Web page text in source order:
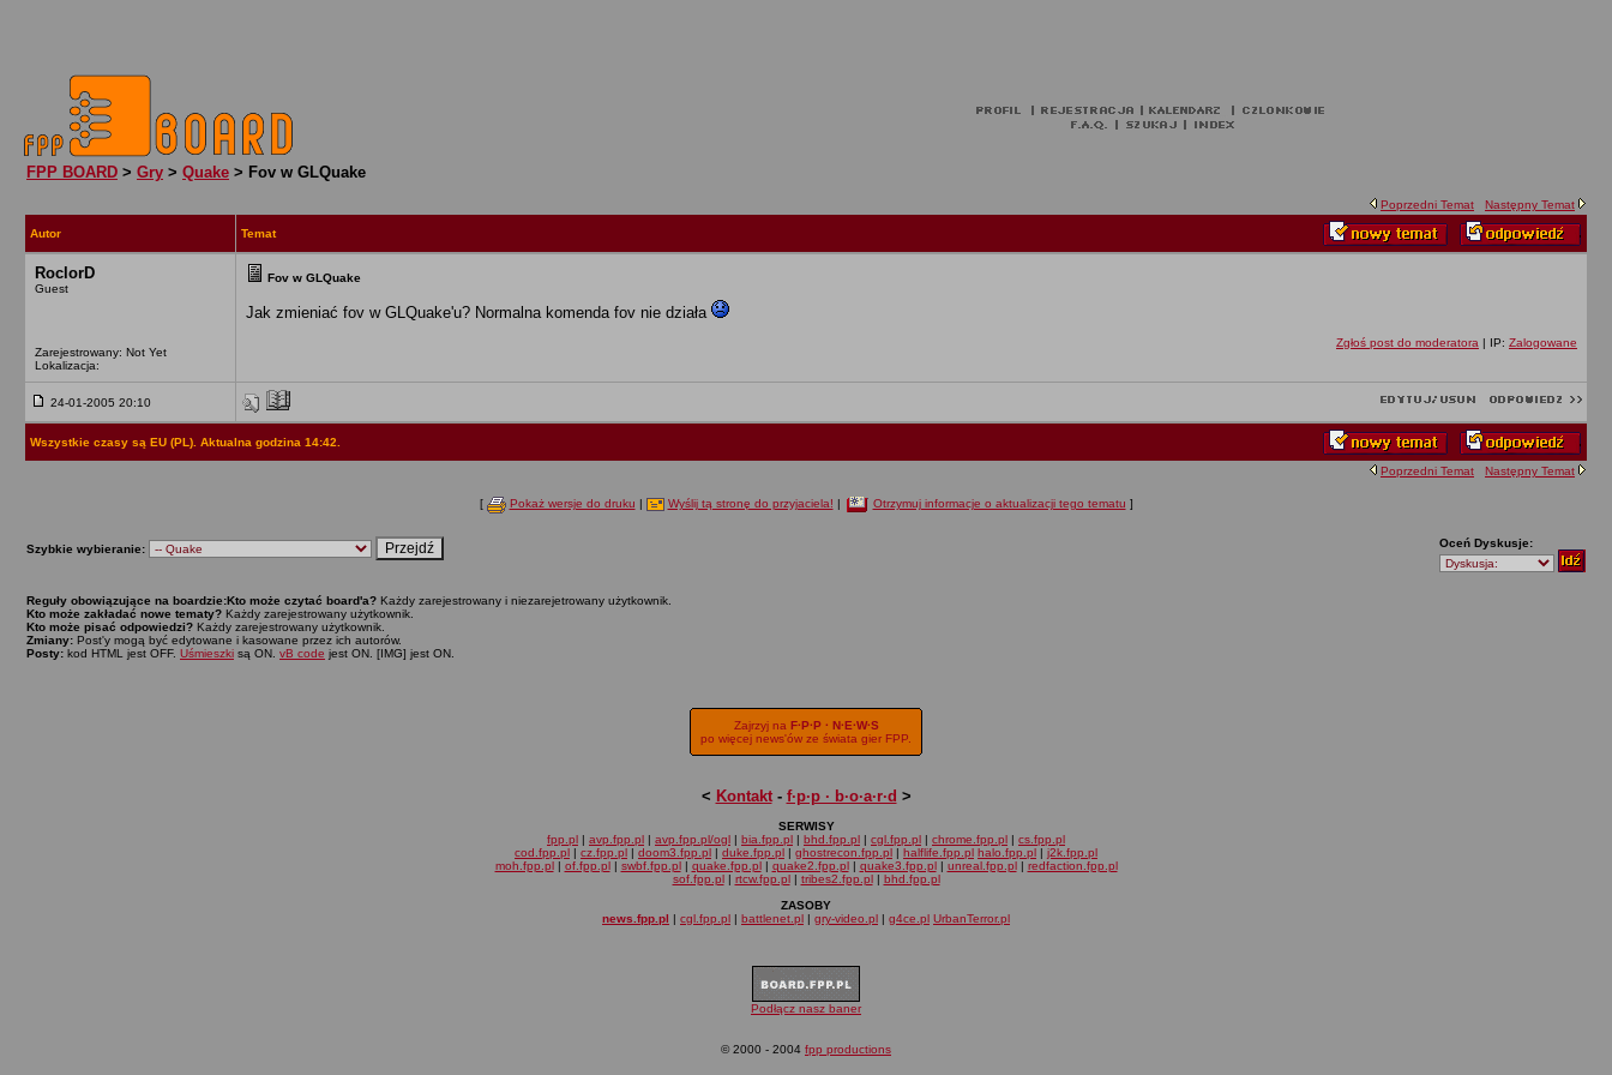
FPP BOARD > Gry > Quake > Fov w GLQuake
Poprzedni Temat Następny Temat
Autor Temat
RoclorD
Guest
Zarejestrowany: Not Yet
Lokalizacja:
Fov w GLQuake
Jak zmieniać fov w GLQuake'u? Normalna komenda fov nie działa
Zgłoś post do moderatora | IP: Zalogowane
24-01-2005 20:10
Wszystkie czasy są EU (PL). Aktualna godzina 14:42.
Poprzedni Temat Następny Temat
[ Pokaż wersje do druku | Wyślij tą stronę do przyjaciela! | Otrzymuj informacje o aktualizacji tego tematu ]
Szybkie wybieranie: Oceń Dyskusje:
Reguły obowiązujące na boardzie:Kto może czytać board'a? Każdy zarejestrowany i niezarejetrowany użytkownik.
Kto może zakładać nowe tematy? Każdy zarejestrowany użytkownik.
Kto może pisać odpowiedzi? Każdy zarejestrowany użytkownik.
Zmiany: Post'y mogą być edytowane i kasowane przez ich autorów.
Posty: kod HTML jest OFF. Uśmieszki są ON. vB code jest ON. [IMG] jest ON.
Zajrzyj na F·P·P · N·E·W·S
po więcej news'ów ze świata gier FPP.
< Kontakt- f·p·p · b·o·a·r·d >
SERWISY
fpp.pl | avp.fpp.pl | avp.fpp.pl/ogl | bia.fpp.pl | bhd.fpp.pl | cgl.fpp.pl | chrome.fpp.pl | cs.fpp.pl
cod.fpp.pl | cz.fpp.pl | doom3.fpp.pl | duke.fpp.pl | ghostrecon.fpp.pl | halflife.fpp.pl halo.fpp.pl | j2k.fpp.pl
moh.fpp.pl| of.fpp.pl| swbf.fpp.pl| quake.fpp.pl| quake2.fpp.pl| quake3.fpp.pl| unreal.fpp.pl| redfaction.fpp.pl
sof.fpp.pl| rtcw.fpp.pl| tribes2.fpp.pl| bhd.fpp.pl
ZASOBY
news.fpp.pl | cgl.fpp.pl | battlenet.pl | gry-video.pl | g4ce.pl UrbanTerror.pl
Podłącz nasz baner
© 2000 - 2004 fpp productions